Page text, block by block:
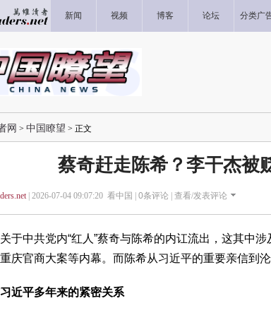
新闻 视频 博客 论坛 分类广
网 > 中国瞭望 > 正文
蔡奇赶走陈希？李干杰被
| 2026-07-04 09:07:20 看中国 | 0条评论 | 查看/发表评论
于中共党内“红人”蔡奇与陈希的内讧流出，这其中
庆官商大案等内幕。而陈希从习近平的重要亲信到
近平多年来的紧密关系